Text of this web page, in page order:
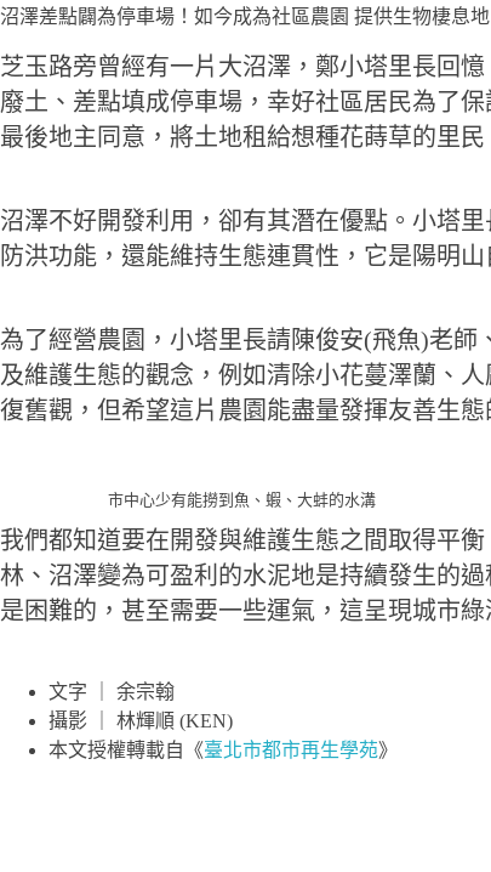
沼澤差點闢為停車場！如今成為社區農園 提供生物棲息地
芝玉路旁曾經有一片大沼澤，鄭小塔里長回
廢土、差點填成停車場，幸好社區居民為了
最後地主同意，將土地租給想種花蒔草的里民
沼澤不好開發利用，卻有其潛在優點。小塔
防洪功能，還能維持生態連貫性，它是陽明
為了經營農園，小塔里長請陳俊安(飛魚)老
及維護生態的觀念，例如清除小花蔓澤蘭、
復舊觀，但希望這片農園能盡量發揮友善生
市中心少有能撈到魚、蝦、大蚌的水溝
我們都知道要在開發與維護生態之間取得平
林、沼澤變為可盈利的水泥地是持續發生的
是困難的，甚至需要一些運氣，這呈現城市
文字 ｜ 余宗翰
攝影 ｜ 林輝順 (KEN)
本文授權轉載自《臺北市都市再生學苑》